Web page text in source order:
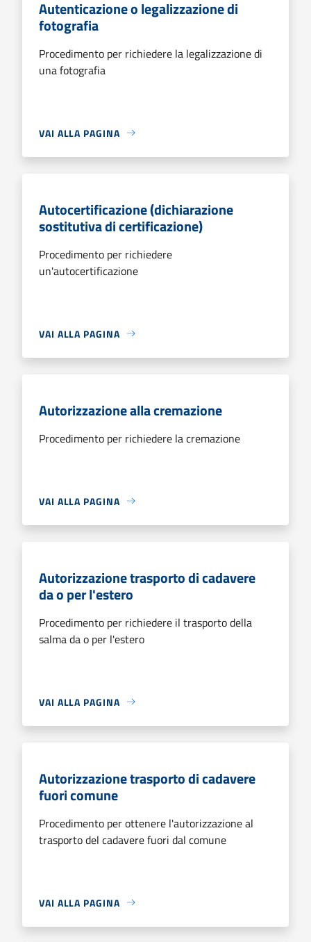
Autenticazione o legalizzazione di
fotografia
Procedimento per richiedere la legalizzazione di
una fotografia
VAI ALLA PAGINA
Autocertificazione (dichiarazione
sostitutiva di certificazione)
Procedimento per richiedere
un'autocertificazione
VAI ALLA PAGINA
Autorizzazione alla cremazione
Procedimento per richiedere la cremazione
VAI ALLA PAGINA
Autorizzazione trasporto di cadavere
da o per l'estero
Procedimento per richiedere il trasporto della
salma da o per l'estero
VAI ALLA PAGINA
Autorizzazione trasporto di cadavere
fuori comune
Procedimento per ottenere l'autorizzazione al
trasporto del cadavere fuori dal comune
VAI ALLA PAGINA